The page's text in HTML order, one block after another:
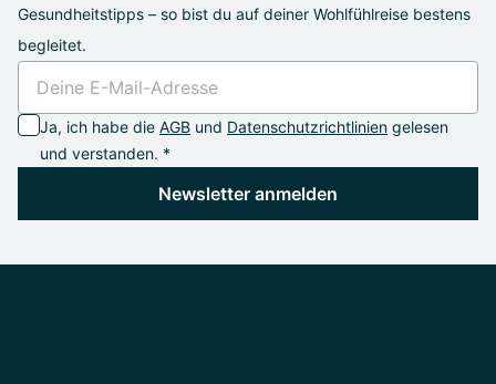
Gesundheitstipps – so bist du auf deiner Wohlfühlreise bestens
begleitet.
Ja, ich habe die AGB und Datenschutzrichtlinien gelesen
und verstanden. *
Newsletter anmelden